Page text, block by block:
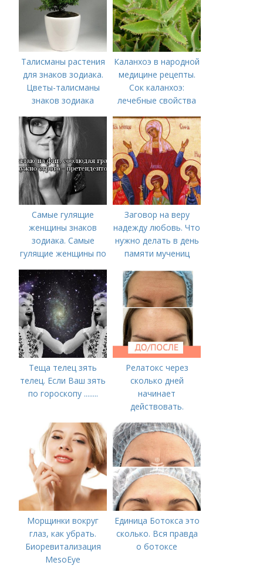
Талисманы растения
для знаков зодиака.
Цветы-талисманы
знаков зодиака
Каланхоэ в народной
медицине рецепты.
Сок каланхоэ:
лечебные свойства
Самые гулящие
женщины знаков
зодиака. Самые
гулящие женщины по
Заговор на веру
надежду любовь. Что
нужно делать в день
памяти мучениц
Любови и матери их
Софии 30 сентября
2022 года
Теща телец зять
телец. Если Ваш зять
по гороскопу ........
Релатокс через
сколько дней
начинает
действовать.
«Ботоксом»
Морщинки вокруг
глаз, как убрать.
Биоревитализация
MesoEye
Единица Ботокса это
сколько. Вся правда
о ботоксе